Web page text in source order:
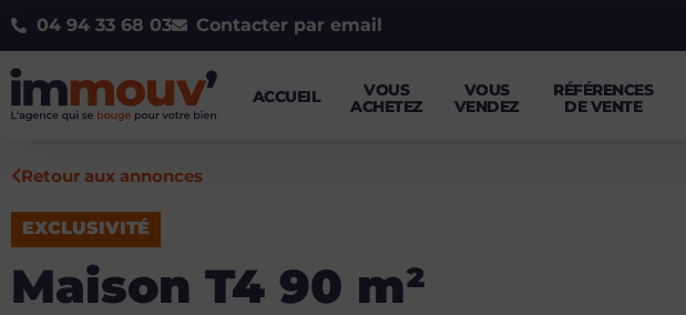
04 94 33 68 03 Contacter par email
ACCUEIL
VOUS
ACHETEZ
VOUS
VENDEZ
RÉFÉRENCES
DE VENTE
Retour aux annonces
EXCLUSIVITÉ
Maison T4 90 m²